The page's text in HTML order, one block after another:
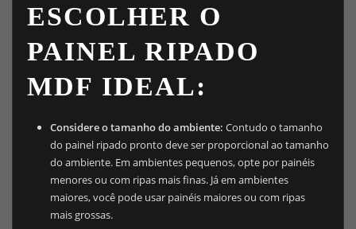
ESCOLHER O
PAINEL RIPADO
MDF IDEAL:
Considere o tamanho do ambiente: Contudo o tamanho
do painel ripado pronto deve ser proporcional ao tamanho
do ambiente. Em ambientes pequenos, opte por painéis
menores ou com ripas mais finas. Já em ambientes
maiores, você pode usar painéis maiores ou com ripas
mais grossas.